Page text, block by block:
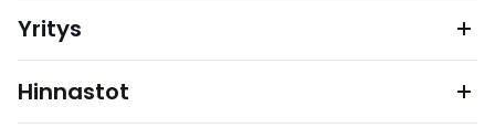
Yritys
Hinnastot